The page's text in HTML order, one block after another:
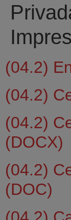
(04.2)
(04.2)
(04.2)
(DOCX)
(04.2)
(DOC)